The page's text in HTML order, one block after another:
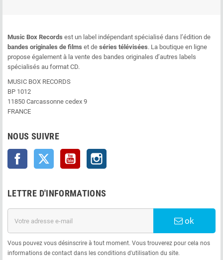
Music Box Records est un label indépendant spécialisé dans l’édition de
bandes originales de films et de séries télévisées. La boutique en ligne
propose également à la vente des bandes originales d’autres labels
spécialisés au format CD.
MUSIC BOX RECORDS
BP 1012
11850 Carcassonne cedex 9
FRANCE
NOUS SUIVRE
Facebook Twitter YouTube
LETTRE D'INFORMATIONS
ok
Vous pouvez vous désinscrire à tout moment. Vous trouverez pour cela nos
informations de contact dans les conditions d'utilisation du site.